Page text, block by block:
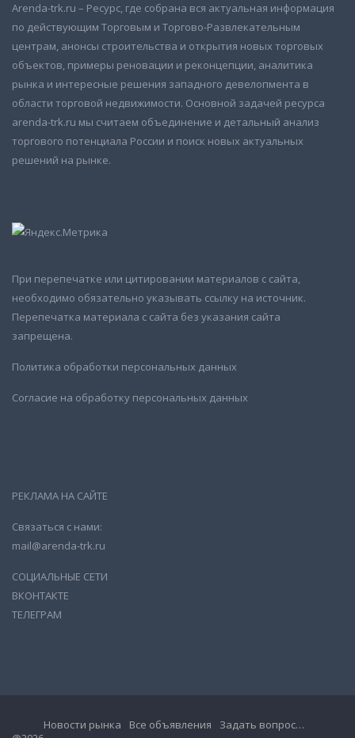
Arenda-trk.ru – Ресурс, где собрана вся актуальная информация
по действующим Торговым и Торгово-Развлекательным
центрам, анонсы строительства и открытия новых торговых
объектов, примеры реновации и реконцепции, аналитика
рынка и интересные решения западного девелопмента в
области торговой недвижимости. Основной задачей ресурса
arenda-trk.ru мы считаем объединение и детальный анализ
торгового потенциала России и поиск новых актуальных
решений на рынке.
При перепечатке или цитировании материалов с сайта,
необходимо обязательно указывать ссылку на источник.
Перепечатка материала с сайта без указания сайта
запрещена.
Политика обработки персональных данных
Согласие на обработку персональных данных
РЕКЛАМА НА САЙТЕ
Связаться с нами:
mail@arenda-trk.ru
СОЦИАЛЬНЫЕ СЕТИ
ВКОНТАКТЕ
ТЕЛЕГРАМ
Новости рынка Все объявления Задать вопрос…